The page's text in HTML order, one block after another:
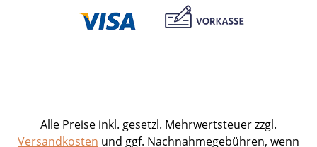
Alle Preise inkl. gesetzl. Mehrwertsteuer zzgl.
Versandkosten und ggf. Nachnahmegebühren, wenn